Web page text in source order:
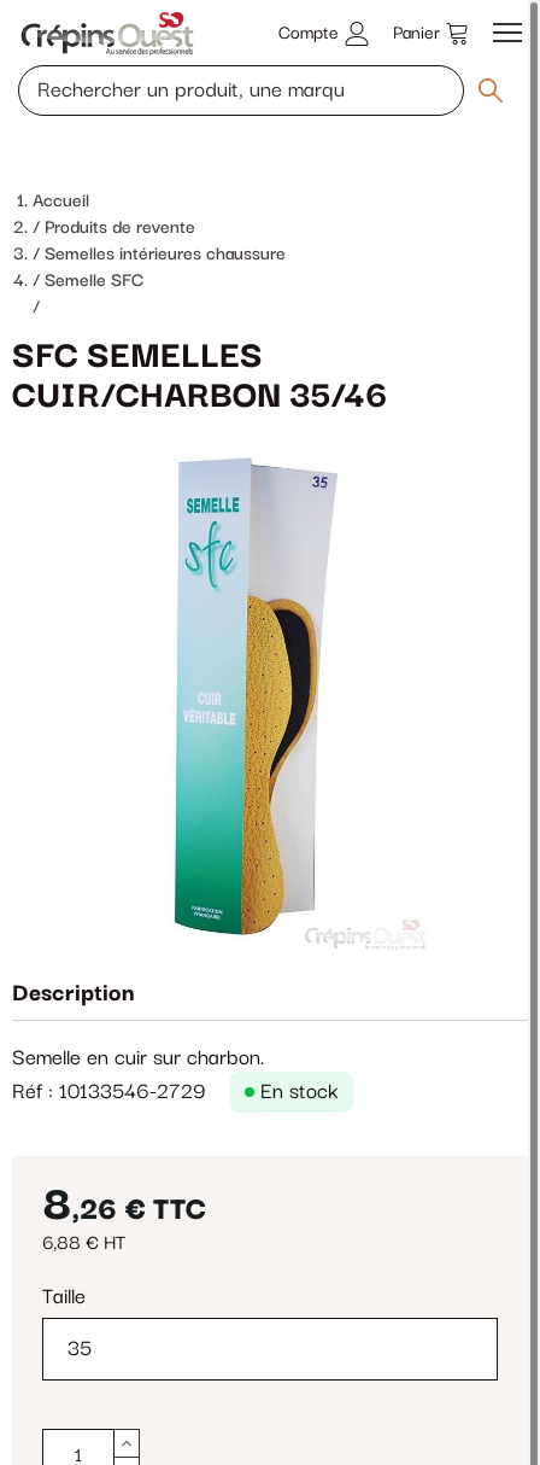
Compte Panier
Accueil
Produits de revente
Semelles intérieures chaussure
Semelle SFC
/
SFC SEMELLES
CUIR/CHARBON 35/46
Description
Semelle en cuir sur charbon.
Réf : 10133546-2729
En stock
8,26 € TTC
6,88 € HT
Taille